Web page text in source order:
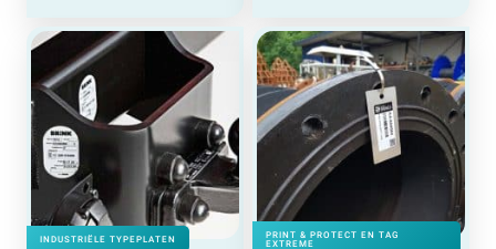
INDUSTRIËLE TYPEPLATEN
PRINT & PROTECT EN TAG
EXTREME